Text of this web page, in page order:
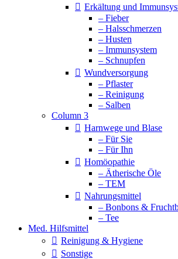
Erkältung und
– Fieber
– Halsschmerzen
– Husten
– Immunsystem
– Schnupfen
Wundversorgung
– Pflaster
– Reinigung
– Salben
Column 3
Harnwege und Blase
– Für Sie
– Für Ihn
Homöopathie
– Ätherische Öle
– TEM
Nahrungsmittel
– Bonbons &
– Tee
Med. Hilfsmittel
Reinigung & Hygiene
Sonstige